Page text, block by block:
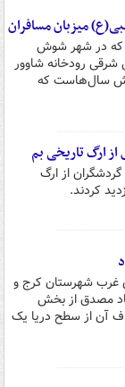
میزبان مسافران
که در شهر شوش
رودخانه شاوور
سال‌هاست که
ارگ تاریخی بم
مسافران و گردشگران از ارگ
کردند.
۵۰ کیلومتری غرب شهرستان کرج و
مصدق از بخش
آن از سطح دریا یک